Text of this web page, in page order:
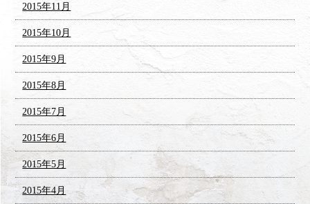
2015年11月
2015年10月
2015年9月
2015年8月
2015年7月
2015年6月
2015年5月
2015年4月